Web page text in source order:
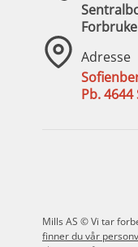
Adresse
Pb.
Mills AS © Vi tar
finner du vår